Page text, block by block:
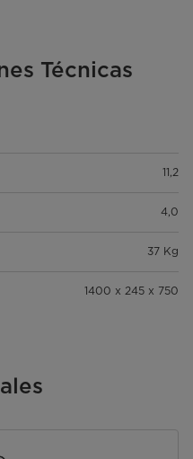
Técnicas
11,2
4,0
37 Kg
1400 x 245 x 750